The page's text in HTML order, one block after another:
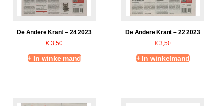
De Andere Krant – 24 2023
€ 3,50
+ In winkelmand
De Andere Krant – 22 2023
€ 3,50
+ In winkelmand